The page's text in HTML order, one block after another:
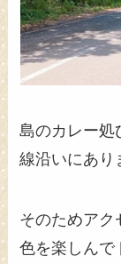
島のカレー処
線沿いにあり
そのためアク
色を楽しんで